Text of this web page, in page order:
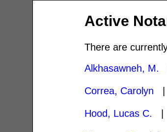
Active
There are
Alkhasawneh, M.
Correa, Carolyn |
Hood, Lucas C. |